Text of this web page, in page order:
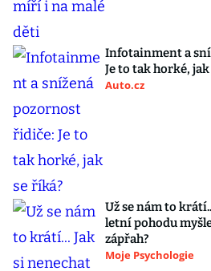
Infotainment a
Je to tak horké,
Auto.cz
Už se nám to
letní pohodu
zápřah?
Moje Psychologie